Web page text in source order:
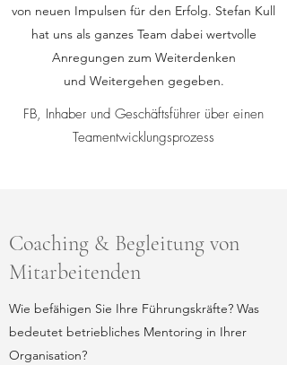
Coaching & Begleitung von
Mitarbeitenden
Wie befähigen Sie Ihre Führungskräfte? Was
bedeutet betriebliches Mentoring in Ihrer
Organisation?
von neuen Impulsen für den Erfolg. Stefan Kull
hat uns als ganzes Team dabei wertvolle
Anregungen zum Weiterdenken
und Weitergehen gegeben.
FB, Inhaber und Geschäftsführer über einen
Teamentwicklungsprozess